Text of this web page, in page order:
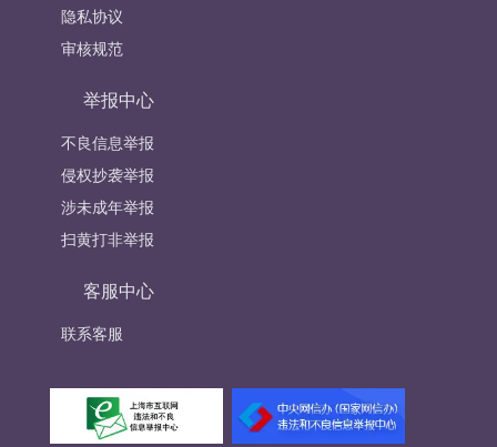
隐私协议
审核规范
举报中心
不良信息举报
侵权抄袭举报
涉未成年举报
扫黄打非举报
客服中心
联系客服